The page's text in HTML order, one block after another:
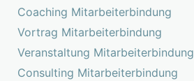
Coaching Mitarbeiterbindung
Vortrag Mitarbeiterbindung
Veranstaltung Mitarbeiterbindung
Consulting Mitarbeiterbindung